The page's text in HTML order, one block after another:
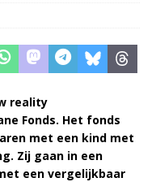
reality
Fonds. Het fonds
met een kind met
Zij gaan in een
een vergelijkbaar